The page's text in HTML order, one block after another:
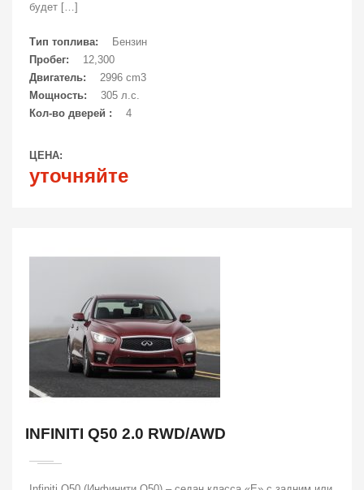
будет […]
Тип топлива:
Бензин
Пробег:
12,300
Двигатель:
2996 cm3
Мощность:
305 л.с.
Кол-во дверей :
4
ЦЕНА:
уточняйте
INFINITI Q50 2.0 RWD/AWD